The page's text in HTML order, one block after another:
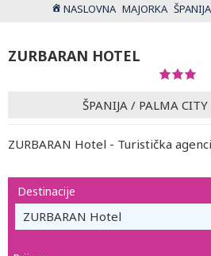
NASLOVNA MAJORKA ŠPANIJA
ZURBARAN HOTEL
ŠPANIJA / PALMA CITY
ZURBARAN Hotel - Turistička
Destinacije
ZURBARAN Hotel